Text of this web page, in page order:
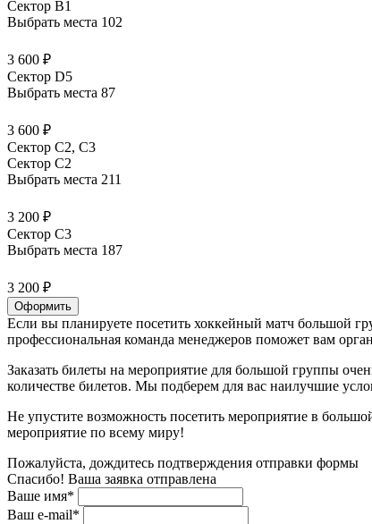
Сектор B1
Выбрать места 102
3 600 ₽
Сектор D5
Выбрать места 87
3 600 ₽
Сектор С2, С3
Сектор C2
Выбрать места 211
3 200 ₽
Сектор C3
Выбрать места 187
3 200 ₽
Оформить
Если вы планируете посетить хоккейный матч большой
профессиональная команда менеджеров поможет вам
Заказать билеты на мероприятие для большой группы
количестве билетов. Мы подберем для вас наилучшие
Не упустите возможность посетить мероприятие в
мероприятие по всему миру!
Пожалуйста, дождитесь подтверждения отправки формы
Спасибо! Ваша заявка отправлена
Ваше имя*
Ваш e-mail*